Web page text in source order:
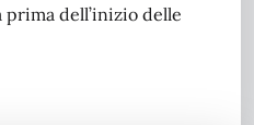
prima dell’inizio delle